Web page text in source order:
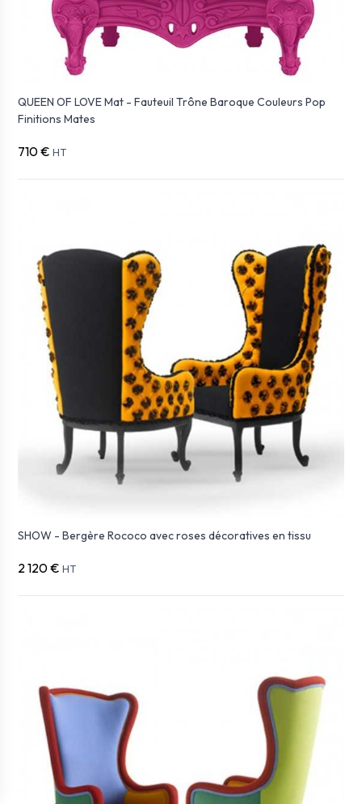
QUEEN OF LOVE Mat - Fauteuil Trône Baroque Couleurs Pop
Finitions Mates
710 € HT
SHOW - Bergère Rococo avec roses décoratives en tissu
2 120 € HT